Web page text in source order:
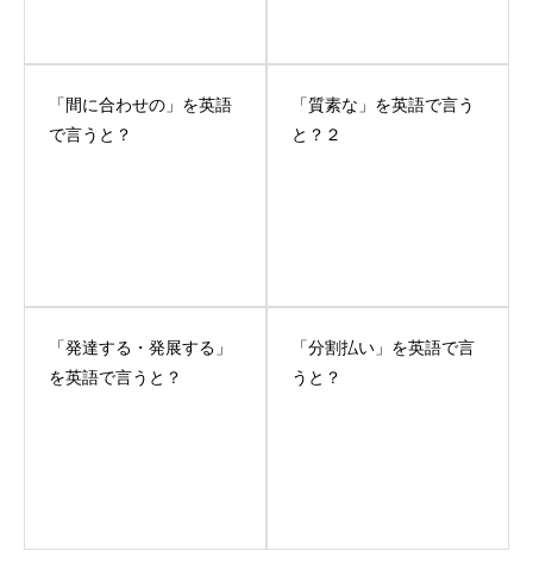
「間に合わせの」を英語
で言うと？
「質素な」を英語で言う
と？２
「発達する・発展する」
を英語で言うと？
「分割払い」を英語で言
うと？